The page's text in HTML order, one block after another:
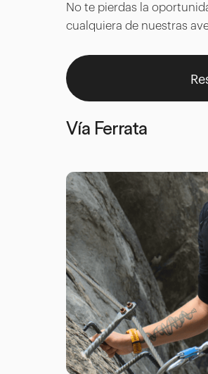
No te pierdas la
cualquiera de nuestras
Vía Ferrata